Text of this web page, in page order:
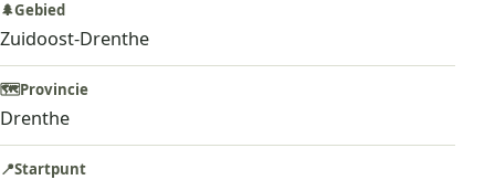
🌲Gebied
Zuidoost-Drenthe
🗺️Provincie
Drenthe
📍Startpunt